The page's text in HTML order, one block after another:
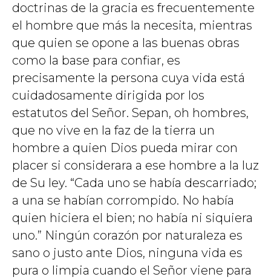
doctrinas de la gracia es frecuentemente
el hombre que más la necesita, mientras
que quien se opone a las buenas obras
como la base para confiar, es
precisamente la persona cuya vida está
cuidadosamente dirigida por los
estatutos del Señor. Sepan, oh hombres,
que no vive en la faz de la tierra un
hombre a quien Dios pueda mirar con
placer si considerara a ese hombre a la luz
de Su ley. “Cada uno se había descarriado;
a una se habían corrompido. No había
quien hiciera el bien; no había ni siquiera
uno.” Ningún corazón por naturaleza es
sano o justo ante Dios, ninguna vida es
pura o limpia cuando el Señor viene para